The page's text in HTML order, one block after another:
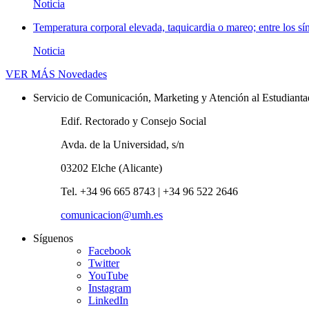
Noticia
Temperatura corporal elevada, taquicardia o mareo; entre los
Noticia
VER MÁS Novedades
Servicio de Comunicación, Marketing y Atención al
Edif. Rectorado y Consejo Social
Avda. de la Universidad, s/n
03202 Elche (Alicante)
Tel. +34 96 665 8743 | +34 96 522 2646
comunicacion@umh.es
Síguenos
Facebook
Twitter
YouTube
Instagram
LinkedIn